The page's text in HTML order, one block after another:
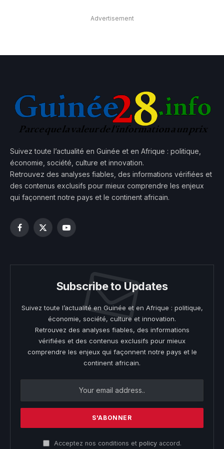
Advertisement
Suivez toute l’actualité en Guinée et en Afrique : politique,
économie, société, culture et innovation.
Retrouvez des analyses fiables, des informations vérifiées et
des contenus exclusifs pour mieux comprendre les enjeux
qui façonnent notre pays et le continent africain.
Facebook
X
YouTube
Subscribe to Updates
Suivez toute l’actualité en Guinée et en Afrique : politique,
économie, société, culture et innovation.
Retrouvez des analyses fiables, des informations
vérifiées et des contenus exclusifs pour mieux
comprendre les enjeux qui façonnent notre pays et le
continent africain.
Acceptez nos conditions et policyaccord.